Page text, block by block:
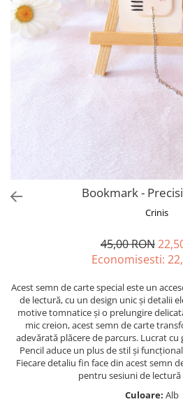
Friends
Fructe
Monstera
Neon Collection
Tiny but MightyBookmark -
Crinis
45,00 RON
Economisesti:
Acest semn de carte special este un
de lectură, cu un design unic și detalii
motive tomnatice și o prelungire
mic creion, acest semn de carte
adevărată plăcere de parcurs. Lucrat
Pencil aduce un plus de stil și
Fiecare detaliu fin face din acest semn
pentru sesiuni de
Culoare: Alb